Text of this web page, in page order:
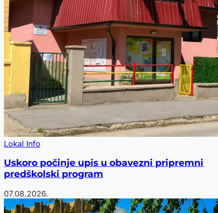
Lokal Info
Uskoro počinje upis u obavezni pripremni
predškolski program
07.08.2026.